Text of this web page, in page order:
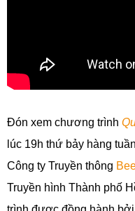
Đón xem chương trình
lúc 19h thứ bảy hàng
Công ty Truyền thông
Truyền hình Thành phố